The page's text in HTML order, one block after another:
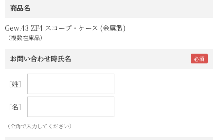
商品名
Gew.43 ZF4 スコープ・ケース (金属製)
（複数在庫品）
お問い合わせ時氏名
［姓］
［名］
（全角で入力してください）